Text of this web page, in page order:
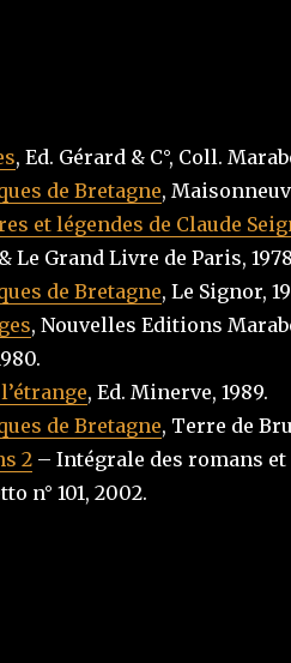
, Ed. Gérard & C°, Coll.
de Bretagne,
et légendes de Claude
Le Grand Livre de Paris, 1978
de Bretagne, Le Signor,
, Nouvelles Editions
, Ed. Minerve, 1989.
de Bretagne, Terre de
2– Intégrale des romans et
n° 101, 2002.